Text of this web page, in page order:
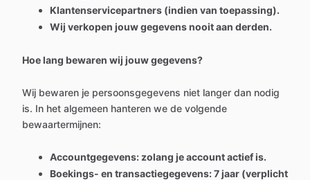
Klantenservicepartners (indien van toepassing).
Wij verkopen jouw gegevens nooit aan derden.
Hoe lang bewaren wij jouw gegevens?
Wij bewaren je persoonsgegevens niet langer dan nodig
is. In het algemeen hanteren we de volgende
bewaartermijnen:
Accountgegevens: zolang je account actief is.
Boekings- en transactiegegevens: 7 jaar (verplicht